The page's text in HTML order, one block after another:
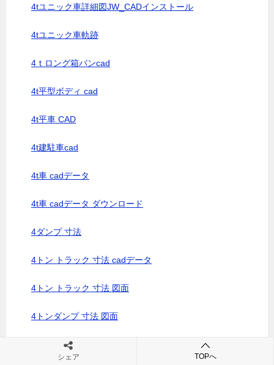
4tユニック車詳細図JW_CADインストール
4tユニック車軌跡
4ｔロング箱バンcad
4t平型ボディ cad
4t平車 CAD
4t建駐車cad
4t車 cadデータ
4t車 cadデータ ダウンロード
4ダンプ 寸法
4トン トラック 寸法 cadデータ
4トン トラック 寸法 図面
4トンダンプ 寸法 図面
4トントラック 寸法 cadデータ
シェア TOPへ